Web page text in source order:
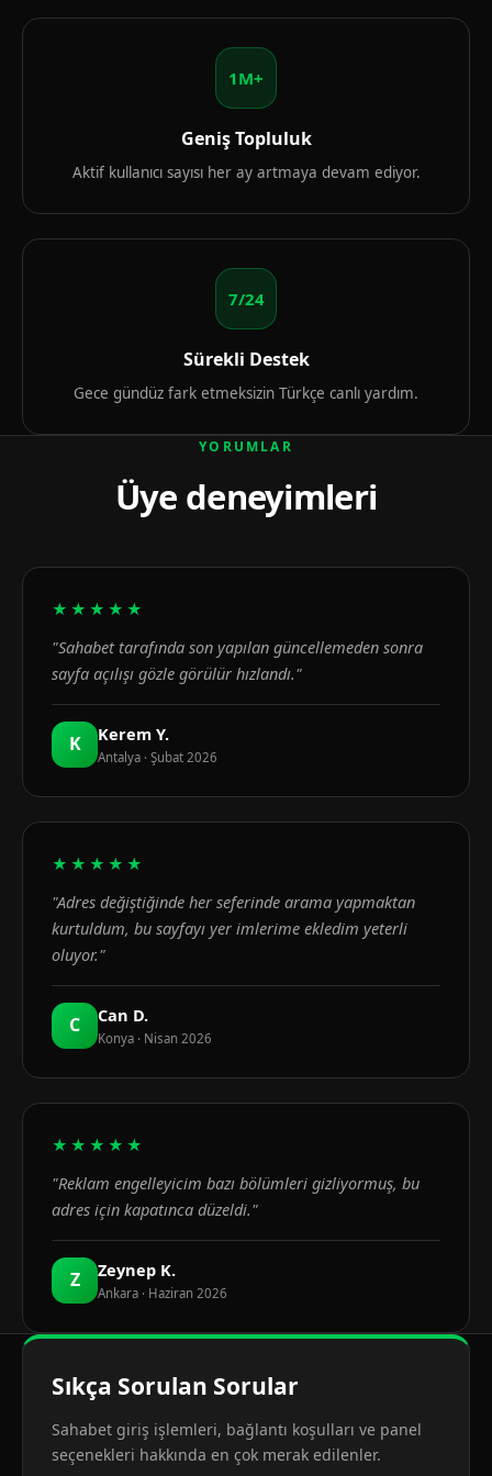
1M+
Geniş Topluluk
Aktif kullanıcı sayısı her ay artmaya devam ediyor.
7/24
Sürekli Destek
Gece gündüz fark etmeksizin Türkçe canlı yardım.
YORUMLAR
Üye deneyimleri
★★★★★
"Sahabet tarafında son yapılan güncellemeden sonra
sayfa açılışı gözle görülür hızlandı."
K Kerem Y.
Antalya · Şubat 2026
★★★★★
"Adres değiştiğinde her seferinde arama yapmaktan
kurtuldum, bu sayfayı yer imlerime ekledim yeterli
oluyor."
C Can D.
Konya · Nisan 2026
★★★★★
"Reklam engelleyicim bazı bölümleri gizliyormuş, bu
adres için kapatınca düzeldi."
Z Zeynep K.
Ankara · Haziran 2026
Sıkça Sorulan Sorular
Sahabet giriş işlemleri, bağlantı koşulları ve panel
seçenekleri hakkında en çok merak edilenler.